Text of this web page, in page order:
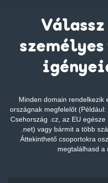
Minden domain rendelkezik
országnak megfelelőt
Csehország .cz, az EU
.net) vagy bármit a több
Áttekinthető csoportokra
megtalálhasd a